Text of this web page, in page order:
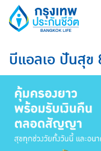
บีแอลเอ ปันสุข